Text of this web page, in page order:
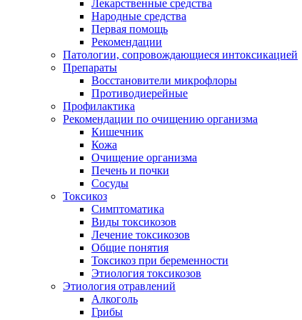
Лекарственные средства
Народные средства
Первая помощь
Рекомендации
Патологии, сопровождающиеся интоксикацией
Препараты
Восстановители микрофлоры
Противодиерейные
Профилактика
Рекомендации по очищению организма
Кишечник
Кожа
Очищение организма
Печень и почки
Сосуды
Токсикоз
Cимптоматика
Виды токсикозов
Лечение токсикозов
Общие понятия
Токсикоз при беременности
Этиология токсикозов
Этиология отравлений
Алкоголь
Грибы